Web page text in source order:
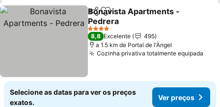
PartilharAdicionar aos favoritos
Bonavista Apartments -
Pedrera
Ver preços
4 Estrelas
8,8 Excelente
495
a 1.5 km de Portal de l'Àngel
Cozinha privativa totalmente equipada
Selecione as datas para ver os preços
exatos.
Ver preços